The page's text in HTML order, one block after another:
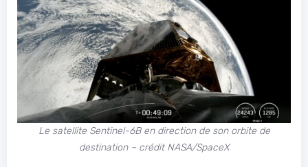
Le satellite Sentinel-6B en direction de son orbite de
destination – crédit NASA/SpaceX